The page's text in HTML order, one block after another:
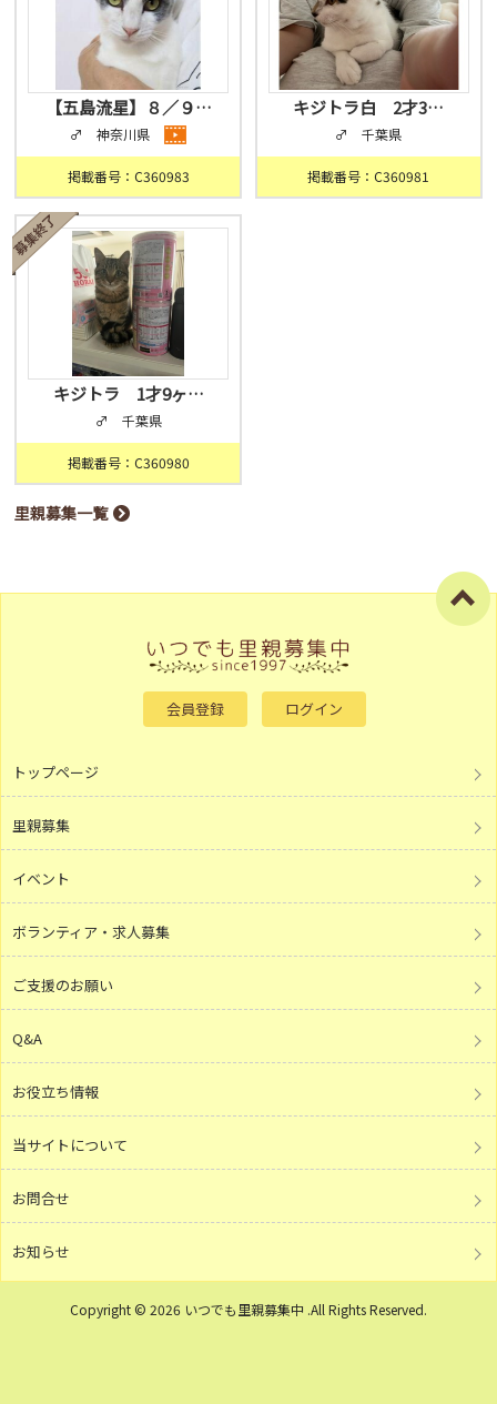
【五島流星】８／９…
♂ 神奈川県
掲載番号：C360983
キジトラ白 2才3…
♂ 千葉県
掲載番号：C360981
キジトラ 1才9ヶ…
♂ 千葉県
掲載番号：C360980
里親募集一覧
会員登録 ログイン
トップページ
里親募集
イベント
ボランティア・求人募集
ご支援のお願い
Q&A
お役立ち情報
当サイトについて
お問合せ
お知らせ
Copyright © 2026 いつでも里親募集中 .All Rights Reserved.